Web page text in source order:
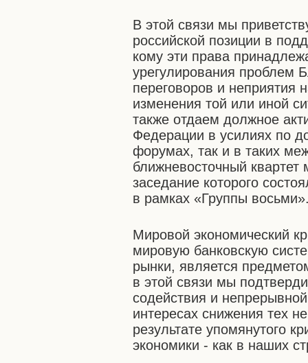
В этой связи мы
российской позиции в
кому эти права
урегулирования проблем
переговоров и неприятия
изменения той или иной
также отдаем должное
Федерации в усилиях по
форумах, так и в таких
ближневосточный
заседание которого
в рамках «Группы
Мировой экономический
мировую банковскую
рынки, является
в этой связи мы
содействия и
интересах снижения тех
результате упомянутого
экономики - как в наших